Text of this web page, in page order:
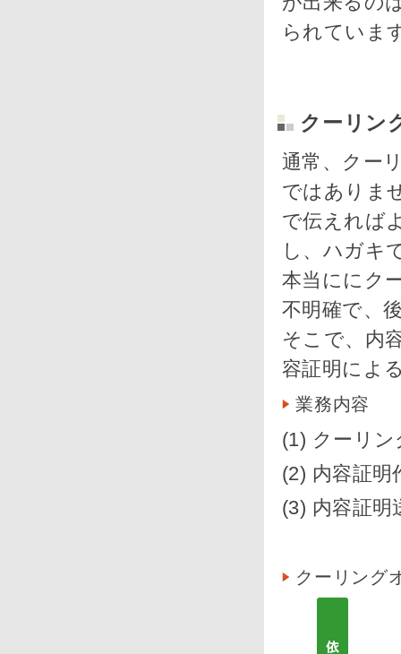
られていま
クーリン
通常、クー
ではありま
で伝えれば
し、ハガキ
本当ににク
不明確で、
そこで、内
容証明によ
業務内容
(1) クーリ
(2) 内容証明
(3) 内容証明
クーリング